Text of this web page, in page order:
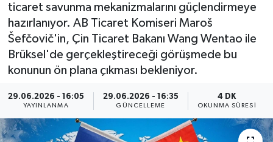
ticaret savunma mekanizmalarını güçlendirmeye
hazırlanıyor. AB Ticaret Komiseri Maroš
Šefčovič'in, Çin Ticaret Bakanı Wang Wentao ile
Brüksel'de gerçekleştireceği görüşmede bu
konunun ön plana çıkması bekleniyor.
29.06.2026 - 16:05
YAYINLANMA
29.06.2026 - 16:35
GÜNCELLEME
4 DK
OKUNMA SÜRESI
Si̇yaset
Spor
Yaşam
Anali̇z
Bi̇li̇m & Teknoloji̇
Haber Arşivi